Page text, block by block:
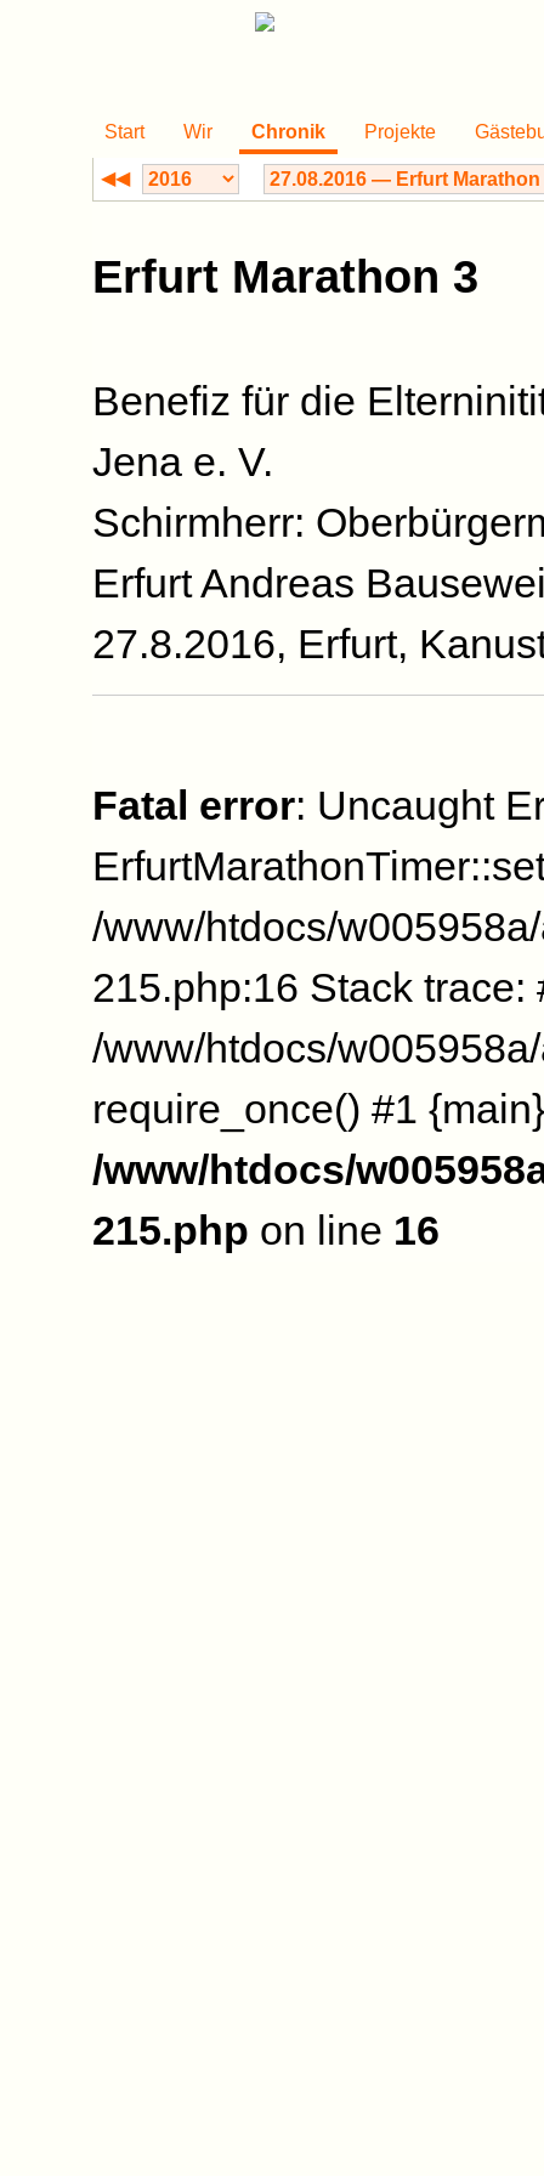
Start Wir Chronik Projekte
◀◀
Erfurt Marathon 3
Benefiz für die
Jena e. V.
Schirmherr:
Erfurt Andreas
27.8.2016, Erfurt,
Fatal error: Uncaught
/www/htdocs/
215.php:16 Stack trace:
/www/htdocs/
require_once() #1
/www/htdocs/
215.php on line 16